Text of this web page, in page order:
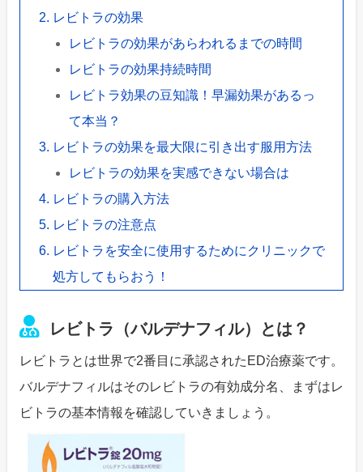
レビトラの効果
レビトラの効果があらわれるまでの時間
レビトラの効果持続時間
レビトラ効果の豆知識！早漏効果があるっ
て本当？
レビトラの効果を最大限に引き出す服用方法
レビトラの効果を実感できない場合は
レビトラの購入方法
レビトラの注意点
レビトラを安全に使用するためにクリニックで
処方してもらおう！
レビトラ（バルデナフィル）とは？
レビトラとは世界で2番目に承認されたED治療薬です。
バルデナフィルはそのレビトラの有効成分名、まずはレ
ビトラの基本情報を確認していきましょう。